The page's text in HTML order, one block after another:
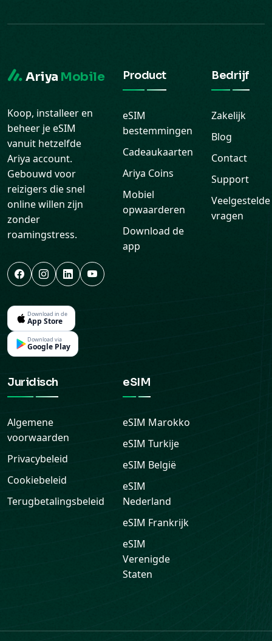
Ariya Mobile
Koop, installeer en
beheer je eSIM
vanuit hetzelfde
Ariya account.
Gebouwd voor
reizigers die snel
online willen zijn
zonder
roamingstress.
Download in de
App Store
Download via
Google Play
Product
eSIM
bestemmingen
Cadeaukaarten
Ariya Coins
Mobiel
opwaarderen
Download de
app
Bedrijf
Zakelijk
Blog
Contact
Support
Veelgestelde
vragen
Juridisch
Algemene
voorwaarden
Privacybeleid
Cookiebeleid
Terugbetalingsbeleid
eSIM
eSIM Marokko
eSIM Turkije
eSIM België
eSIM
Nederland
eSIM Frankrijk
eSIM
Verenigde
Staten
Ondersteuning